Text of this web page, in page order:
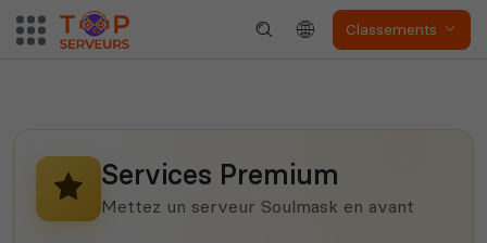
Classements
Dune Awakening Empyrion
Squad
Neverwinter
Services Premium
Mettez un serveur Soulmask en avant